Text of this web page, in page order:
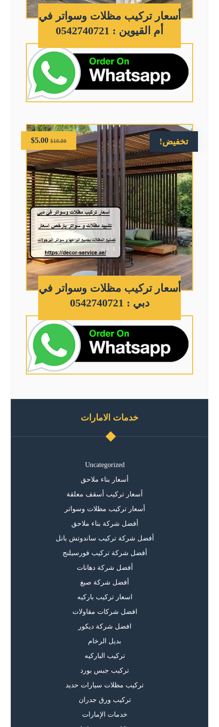
أسعار تركيب مظلات وسواتر في
أم القيوين : 0542740721
تخفيض!
أسعار تركيب مظلات وسواتر في
دبي : 0542740721
$10.00
$5.00
خدمات الامارات
Uncategorized
أسعار بناء ملاحق
أسعار تركيب أسقف معلقة
أسعار تركيب مظلات وسواتر
أفضل شركة بناء ملاحق
أفضل شركة تركيب ساندوتش بانل
أفضل شركة تركيب فورسيلنج
أفضل شركة دهانات
أفضل شركة صبغ
اسعار تركيب باركيه
افضل شركات مقاولات
افضل شركة ديكور
بديل الرخام
تركيب الباركيه
تركيب جبس بورد
تركيب مظلات سيارات حديد
تركيب ورق جدران
خدمات الإمارات